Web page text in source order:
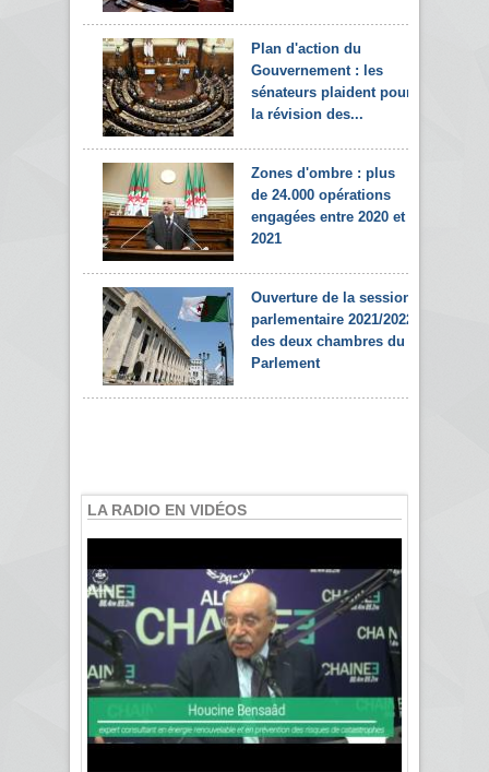
Plan d'action du
Gouvernement : les
sénateurs plaident pour
la révision des...
Zones d'ombre : plus
de 24.000 opérations
engagées entre 2020 et
2021
Ouverture de la session
parlementaire 2021/2022
des deux chambres du
Parlement
LA RADIO EN VIDÉOS